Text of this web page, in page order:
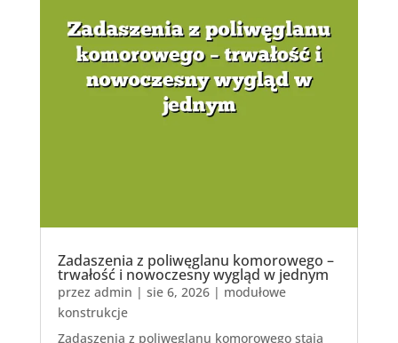
Zadaszenia z poliwęglanu komorowego –
trwałość i nowoczesny wygląd w jednym
przez admin | sie 6, 2026| modułowe
konstrukcje
Zadaszenia z poliwęglanu komorowego stają